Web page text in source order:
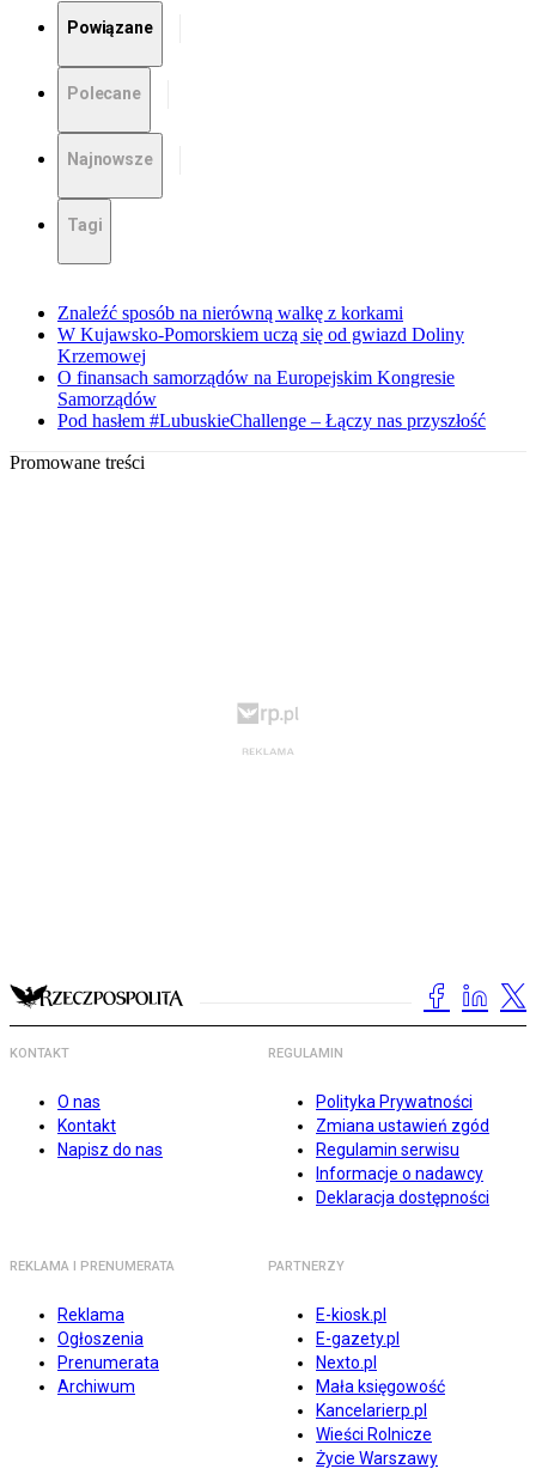
Powiązane
Polecane
Najnowsze
Tagi
Znaleźć sposób na nierówną walkę z korkami
W Kujawsko-Pomorskiem uczą się od gwiazd Doliny
Krzemowej
O finansach samorządów na Europejskim Kongresie
Samorządów
Pod hasłem #LubuskieChallenge – Łączy nas przyszłość
Promowane treści
KONTAKT
O nas
Kontakt
Napisz do nas
REGULAMIN
Polityka Prywatności
Zmiana ustawień zgód
Regulamin serwisu
Informacje o nadawcy
Deklaracja dostępności
REKLAMA I PRENUMERATA
Reklama
Ogłoszenia
Prenumerata
Archiwum
PARTNERZY
E-kiosk.pl
E-gazety.pl
Nexto.pl
Mała księgowość
Kancelarierp.pl
Wieści Rolnicze
Życie Warszawy